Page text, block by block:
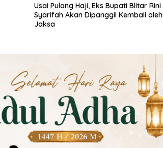
Usai Pulang Haji, Eks Bupati Blitar Rini
Syarifah Akan Dipanggil Kembali oleh
Jaksa